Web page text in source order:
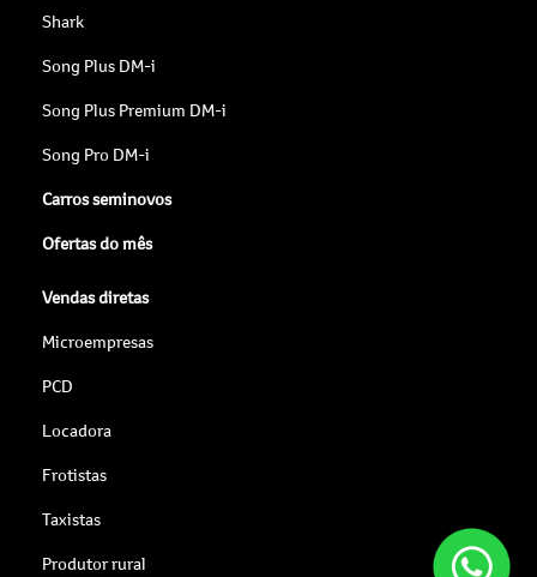
Shark
Song Plus DM-i
Song Plus Premium DM-i
Song Pro DM-i
Carros seminovos
Ofertas do mês
Vendas diretas
Microempresas
PCD
Locadora
Frotistas
Taxistas
Produtor rural